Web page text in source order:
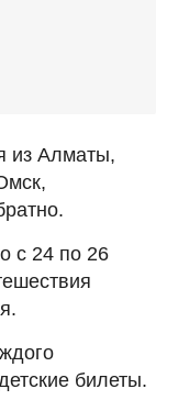
из Алматы,
с 24 по 26
билеты.